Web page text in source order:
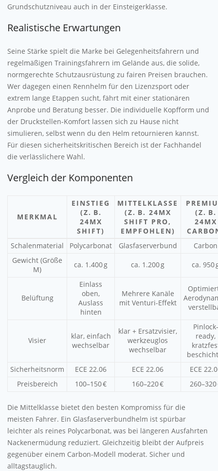
Grundschutzniveau auch in der Einsteigerklasse.
Realistische Erwartungen
Seine Stärke spielt die Marke bei Gelegenheitsfahrern und
regelmäßigen Trainingsfahrern im Gelände aus, die solide,
normgerechte Schutzausrüstung zu fairen Preisen brauchen.
Wer dagegen einen Rennhelm für den Lizenzsport oder
extrem lange Etappen sucht, fährt mit einer stationären
Anprobe und Beratung besser. Die individuelle Kopfform und
der Druckstellen-Komfort lassen sich zu Hause nicht
simulieren, selbst wenn du den Helm retournieren kannst.
Für diesen sicherheitskritischen Bereich ist der Fachhandel
die verlässlichere Wahl.
Vergleich der Komponenten
MERKMAL
EINSTIEG
(Z. B.
24MX
SHIFT)
MITTELKLASSE
(Z. B. 24MX
SHIFT PRO,
EMPFOHLEN)
(Z. B.
24MX
Schalenmaterial Polycarbonat Glasfaserverbund
Carbon
Gewicht (Größe
M)
ca. 1.400 g ca. 1.200 g ca. 950
Belüftung
Einlass
oben,
Auslass
hinten
Mehrere Kanäle
mit Venturi-Effekt
Visier
klar, einfach
wechselbar
klar + Ersatzvisier,
werkzeuglos
wechselbar
Pinlock-
ready,
Sicherheitsnorm
ECE 22.06 ECE 22.06
ECE
Preisbereich
100–150 € 160–220 € 260–320
Die Mittelklasse bietet den besten Kompromiss für die
meisten Fahrer. Ein Glasfaserverbundhelm ist spürbar
leichter als reines Polycarbonat, was bei längeren Ausfahrten
Nackenermüdung reduziert. Gleichzeitig bleibt der Aufpreis
gegenüber einem Carbon-Modell moderat. Sicher und
alltagstauglich.